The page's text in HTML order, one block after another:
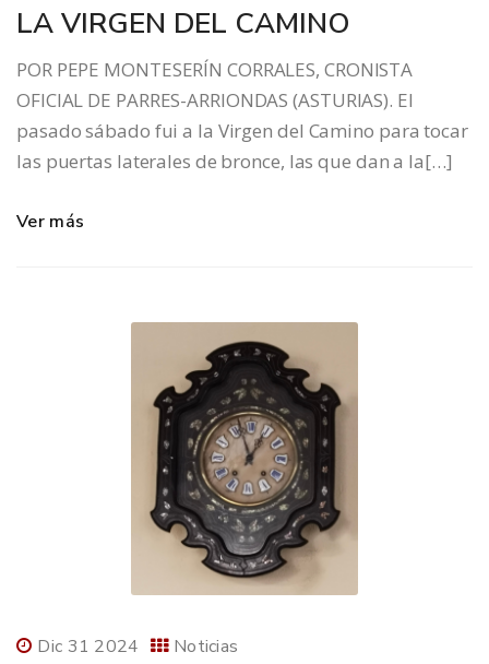
LA VIRGEN DEL CAMINO
POR PEPE MONTESERÍN CORRALES, CRONISTA
OFICIAL DE PARRES-ARRIONDAS (ASTURIAS). El
pasado sábado fui a la Virgen del Camino para tocar
las puertas laterales de bronce, las que dan a la[…]
Ver más
Dic 31 2024 Noticias